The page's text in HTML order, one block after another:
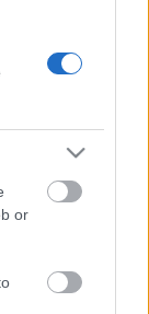
or
legfrissebb
Biaggi, ...
második
majd az